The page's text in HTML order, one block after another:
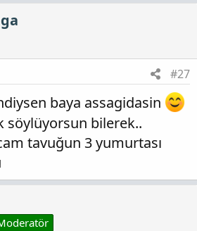
#27
baya assagidasin
söylüyorsun bilerek..
tavuğun 3 yumurtası